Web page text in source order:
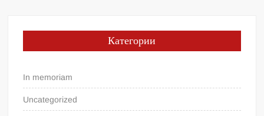
Категории
In memoriam
Uncategorized